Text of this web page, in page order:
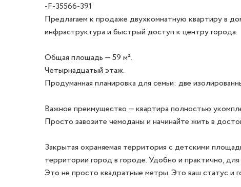
-F-35566-391
Предлагаем к продаже двухкомнатную квартиру в
инфраструктура и быстрый доступ к центру города.
Общая площадь — 59 м².
Четырнадцатый этаж.
Продуманная планировка для семьи: две
Важное преимущество — квартира полностью
Просто завозите чемоданы и начинайте жить в
Закрытая охраняемая территория с детскими
территории город в городе. Удобно и практично,
Это не просто квадратные метры. Это ваш статус и